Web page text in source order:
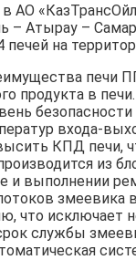
АО
– Атырау –
печей на
печи
продукта в
входа-
КПД печи,
из
и выполнении
змеевика
что исключает
службы